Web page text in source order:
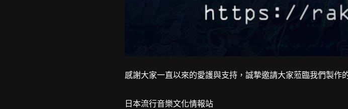
感謝大家一直以來的愛護與支持，誠摯邀請大家蒞臨我們製作
日本流行音樂文化情報站